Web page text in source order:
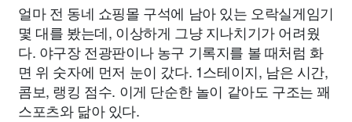
얼마 전 동네 쇼핑몰 구석에 남아 있는 오락실게임기
몇 대를 봤는데, 이상하게 그냥 지나치기가 어려웠
다. 야구장 전광판이나 농구 기록지를 볼 때처럼 화
면 위 숫자에 먼저 눈이 갔다. 1스테이지, 남은 시간,
콤보, 랭킹 점수. 이게 단순한 놀이 같아도 구조는 꽤
스포츠와 닮아 있다.